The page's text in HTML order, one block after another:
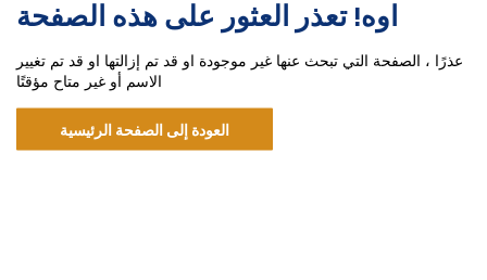
اوه! تعذر العثور على هذه الصفحة
عذرًا ، الصفحة التي تبحث عنها غير موجودة او قد تم إزالتها او قد تم تغيير
الاسم أو غير متاح مؤقتًا
العودة إلى الصفحة الرئيسية